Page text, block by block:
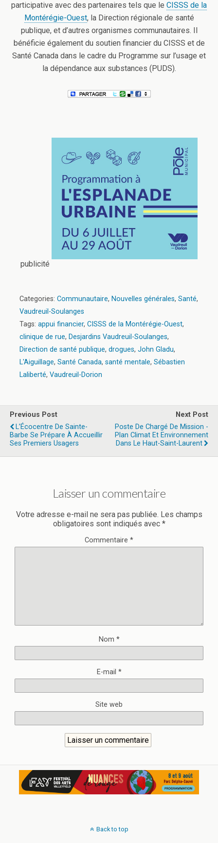
participative avec des partenaires tels que le CISSS de la
Montérégie-Ouest, la Direction régionale de santé
publique, et d’autres organismes communautaires. Il
bénéficie également du soutien financier du CISSS et de
Santé Canada dans le cadre du Programme sur l’usage et
la dépendance aux substances (PUDS).
publicité
Categories: Communautaire, Nouvelles générales, Santé,
Vaudreuil-Soulanges
Tags: appui financier, CISSS de la Montérégie-Ouest,
clinique de rue, Desjardins Vaudreuil-Soulanges,
Direction de santé publique, drogues, John Gladu,
L'Aiguillage, Santé Canada, santé mentale, Sébastien
Laliberté, Vaudreuil-Dorion
Previous Post
L’Écocentre De Sainte-
Barbe Se Prépare À Accueillir
Ses Premiers Usagers
Next Post
Poste De Chargé De Mission -
Plan Climat Et Environnement
Dans Le Haut-Saint-Laurent
Laisser un commentaire
Votre adresse e-mail ne sera pas publiée. Les champs
obligatoires sont indiqués avec *
Commentaire *
Nom *
E-mail *
Site web
Back to top